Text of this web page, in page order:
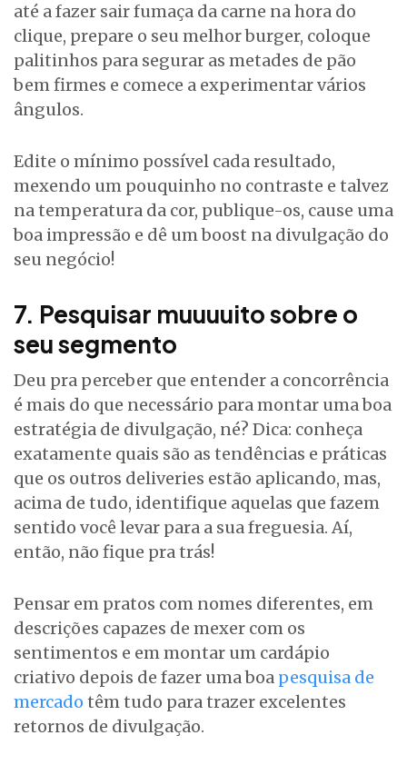
até a fazer sair fumaça da carne na hora do
clique, prepare o seu melhor burger, coloque
palitinhos para segurar as metades de pão
bem firmes e comece a experimentar vários
ângulos.
Edite o mínimo possível cada resultado,
mexendo um pouquinho no contraste e talvez
na temperatura da cor, publique-os, cause uma
boa impressão e dê um boost na divulgação do
seu negócio!
7. Pesquisar muuuuito sobre o
seu segmento
Deu pra perceber que entender a concorrência
é mais do que necessário para montar uma boa
estratégia de divulgação, né? Dica: conheça
exatamente quais são as tendências e práticas
que os outros deliveries estão aplicando, mas,
acima de tudo, identifique aquelas que fazem
sentido você levar para a sua freguesia. Aí,
então, não fique pra trás!
Pensar em pratos com nomes diferentes, em
descrições capazes de mexer com os
sentimentos e em montar um cardápio
criativo depois de fazer uma boa pesquisa de
mercado têm tudo para trazer excelentes
retornos de divulgação.